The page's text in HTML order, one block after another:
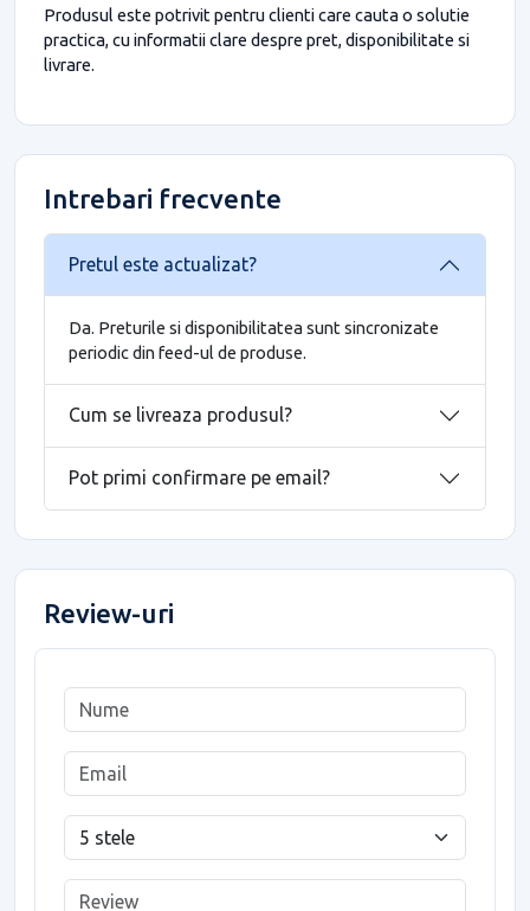
Produsul este potrivit pentru clienti care cauta o solutie
practica, cu informatii clare despre pret, disponibilitate si
livrare.
Intrebari frecvente
Pretul este actualizat?
Da. Preturile si disponibilitatea sunt sincronizate
periodic din feed-ul de produse.
Cum se livreaza produsul?
Pot primi confirmare pe email?
Review-uri